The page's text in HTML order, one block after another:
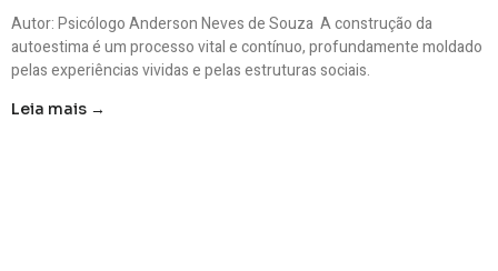
Autor: Psicólogo Anderson Neves de Souza A construção da
autoestima é um processo vital e contínuo, profundamente moldado
pelas experiências vividas e pelas estruturas sociais.
Leia mais →